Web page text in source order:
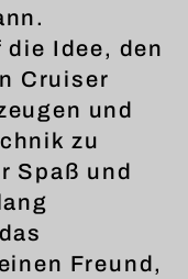
die Idee, den
Cruiser
und
zu
Spaß und
Freund,